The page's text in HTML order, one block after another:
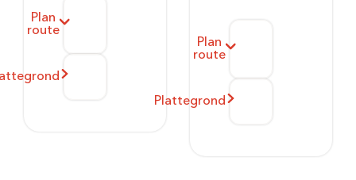
Plan
route
Plan
route
Plattegrond